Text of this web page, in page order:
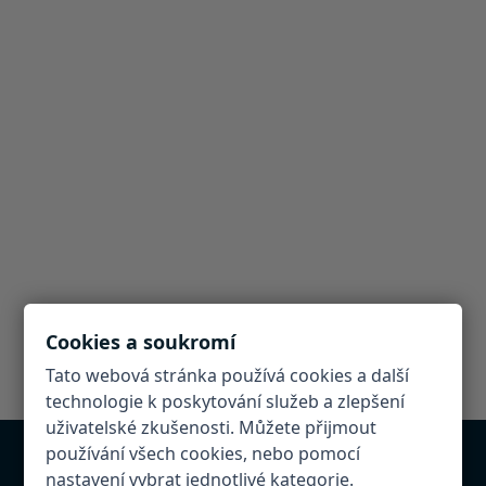
Cookies a soukromí
Tato webová stránka používá cookies a další
technologie k poskytování služeb a zlepšení
uživatelské zkušenosti. Můžete přijmout
používání všech cookies, nebo pomocí
nastavení vybrat jednotlivé kategorie.